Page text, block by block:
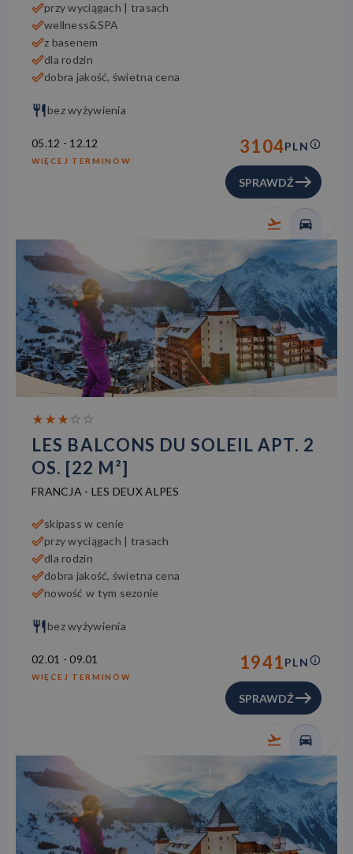
przy wyciągach | trasach
wellness&SPA
z basenem
dla rodzin
dobra jakość, świetna cena
bez wyżywienia
05.12 - 12.12
WIĘCEJ TERMINÓW
3104PLN
SPRAWDŹ
LES BALCONS DU SOLEIL APT. 2
OS. [22 M²]
FRANCJA - LES DEUX ALPES
skipass w cenie
przy wyciągach | trasach
dla rodzin
dobra jakość, świetna cena
nowość w tym sezonie
bez wyżywienia
02.01 - 09.01
WIĘCEJ TERMINÓW
1941PLN
SPRAWDŹ